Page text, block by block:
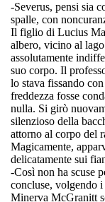
-Severus, pensi sia
spalle, con
Il figlio di Lucius
albero, vicino al
assolutamente
suo corpo. Il
lo stava fissando
freddezza fosse
nulla. Si girò
silenzioso della
attorno al corpo del
Magicamente,
delicatamente sui
-Così non ha scuse
concluse, volgendo i
Minerva McGranitt